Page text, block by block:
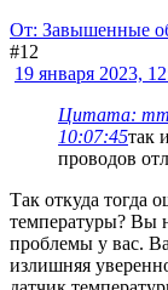
От: Завышенные
#12
19 января 2023,
Цитата:
10:07:45так
проводов
Так откуда тогда
температуры? Вы
проблемы у вас.
излишняя